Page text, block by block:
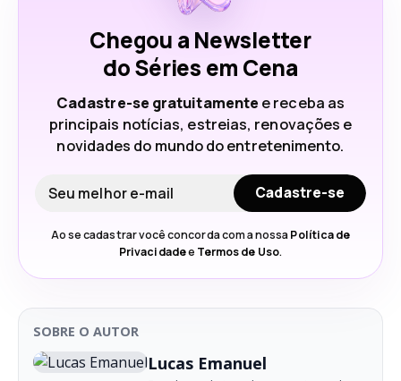
Chegou a Newsletter
do Séries em Cena
Cadastre-se gratuitamente e receba as
principais notícias, estreias, renovações e
novidades do mundo do entretenimento.
Seu e-mail
Cadastre-se
Ao se cadastrar você concorda com a nossa Política de
Privacidadee Termos de Uso.
SOBRE O AUTOR
Lucas Emanuel